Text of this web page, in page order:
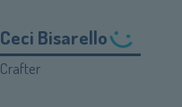
Ceci Bisarello
Crafter